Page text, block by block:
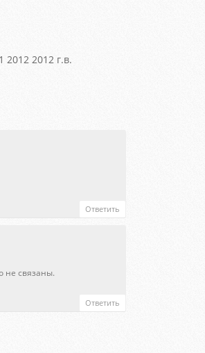
2012 2012 г.в.
Ответить
не связаны.
Ответить